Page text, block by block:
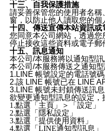
十三、自我保護措施
請妥善保管您的使用者名
窗，以防止他人讀取您的個
十四、傳送宣傳本站資訊或
您同意本公司網站，透過
停止接收這些資料或電子郵
十五、訊息通知
本公司/本服務將以通知型
本公司/本服務傳送之通知
1.LINE 帳號設定的電話號
2.該 LINE 帳號已在 LINE
3.LINE 帳號未封鎖傳送訊息
欲變更通知型訊息的設定，
1.點選「主頁」＞「設定」
2.點選「隱私設定」
3.點選「提供使用資料」
4.點選「LINE通知型訊息」